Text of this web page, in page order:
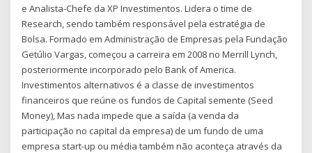
e Analista-Chefe da XP Investimentos. Lidera o time de
Research, sendo também responsável pela estratégia de
Bolsa. Formado em Administração de Empresas pela Fundação
Getúlio Vargas, começou a carreira em 2008 no Merrill Lynch,
posteriormente incorporado pelo Bank of America.
Investimentos alternativos é a classe de investimentos
financeiros que reúne os fundos de Capital semente (Seed
Money), Mas nada impede que a saída (a venda da
participação no capital da empresa) de um fundo de uma
empresa start-up ou média também não aconteça através da